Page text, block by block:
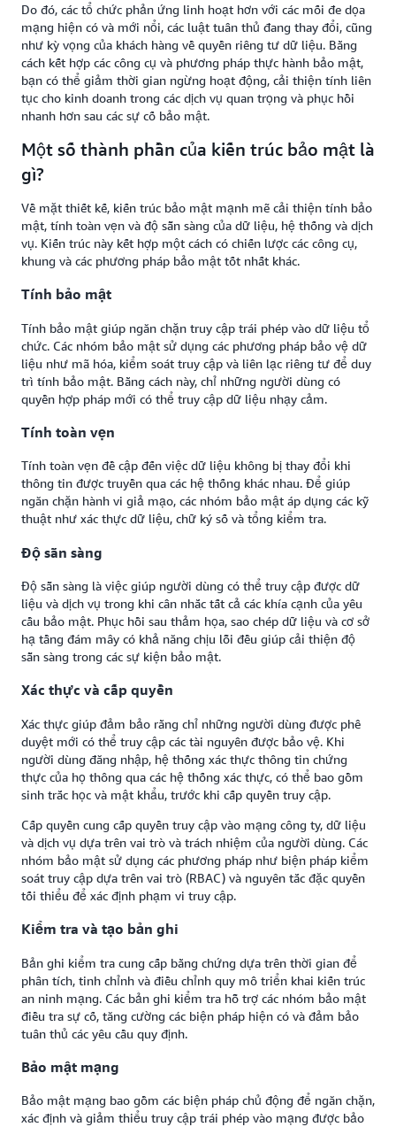
Do đó, các tổ chức phản ứng linh hoạt hơn với các mối đe dọa
mạng hiện có và mới nổi, các luật tuân thủ đang thay đổi, cũng
như kỳ vọng của khách hàng về quyền riêng tư dữ liệu. Bằng
cách kết hợp các công cụ và phương pháp thực hành bảo mật,
bạn có thể giảm thời gian ngừng hoạt động, cải thiện tính liên
tục cho kinh doanh trong các dịch vụ quan trọng và phục hồi
nhanh hơn sau các sự cố bảo mật.
Một số thành phần của kiến trúc bảo mật là
gì?
Về mặt thiết kế, kiến trúc bảo mật mạnh mẽ cải thiện tính bảo
mật, tính toàn vẹn và độ sẵn sàng của dữ liệu, hệ thống và dịch
vụ. Kiến trúc này kết hợp một cách có chiến lược các công cụ,
khung và các phương pháp bảo mật tốt nhất khác.
Tính bảo mật
Tính bảo mật giúp ngăn chặn truy cập trái phép vào dữ liệu tổ
chức. Các nhóm bảo mật sử dụng các phương pháp bảo vệ dữ
liệu như mã hóa, kiểm soát truy cập và liên lạc riêng tư để duy
trì tính bảo mật. Bằng cách này, chỉ những người dùng có
quyền hợp pháp mới có thể truy cập dữ liệu nhạy cảm.
Tính toàn vẹn
Tính toàn vẹn đề cập đến việc dữ liệu không bị thay đổi khi
thông tin được truyền qua các hệ thống khác nhau. Để giúp
ngăn chặn hành vi giả mạo, các nhóm bảo mật áp dụng các kỹ
thuật như xác thực dữ liệu, chữ ký số và tổng kiểm tra.
Độ sẵn sàng
Độ sẵn sàng là việc giúp người dùng có thể truy cập được dữ
liệu và dịch vụ trong khi cân nhắc tất cả các khía cạnh của yêu
cầu bảo mật. Phục hồi sau thảm họa, sao chép dữ liệu và cơ sở
hạ tầng đám mây có khả năng chịu lỗi đều giúp cải thiện độ
sẵn sàng trong các sự kiện bảo mật.
Xác thực và cấp quyền
Xác thực giúp đảm bảo rằng chỉ những người dùng được phê
duyệt mới có thể truy cập các tài nguyên được bảo vệ. Khi
người dùng đăng nhập, hệ thống xác thực thông tin chứng
thực của họ thông qua các hệ thống xác thực, có thể bao gồm
sinh trắc học và mật khẩu, trước khi cấp quyền truy cập.
Cấp quyền cung cấp quyền truy cập vào mạng công ty, dữ liệu
và dịch vụ dựa trên vai trò và trách nhiệm của người dùng. Các
nhóm bảo mật sử dụng các phương pháp như biện pháp kiểm
soát truy cập dựa trên vai trò (RBAC) và nguyên tắc đặc quyền
tối thiểu để xác định phạm vi truy cập.
Kiểm tra và tạo bản ghi
Bản ghi kiểm tra cung cấp bằng chứng dựa trên thời gian để
phân tích, tinh chỉnh và điều chỉnh quy mô triển khai kiến trúc
an ninh mạng. Các bản ghi kiểm tra hỗ trợ các nhóm bảo mật
điều tra sự cố, tăng cường các biện pháp hiện có và đảm bảo
tuân thủ các yêu cầu quy định.
Bảo mật mạng
Bảo mật mạng bao gồm các biện pháp chủ động để ngăn chặn,
xác định và giảm thiểu truy cập trái phép vào mạng được bảo